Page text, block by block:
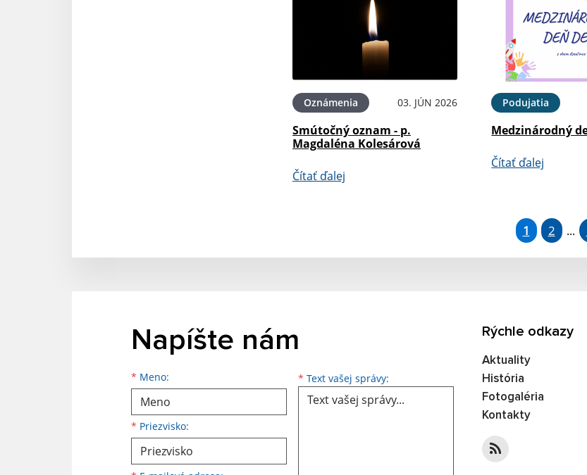
Oznámenia 03. JÚN 2026
Smútočný oznam - p.
Magdaléna Kolesárová
Čítať ďalej
Podujatia
Medzinárodný
Čítať ďalej
1 2 ...
Napíšte nám
* Meno:
Meno
* Priezvisko:
Priezvisko
E-mailová adresa * Text vašej správy: Text vašej správy...
Rýchle odkazy
Aktuality
História
Fotogaléria
Kontakty